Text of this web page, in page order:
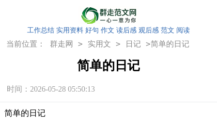
工作总结 实用资料 好句 作文 读后感 观后感 范文 阅读
当前位置： 群走网 > 实用文 > 日记 >简单的日记
简单的日记
时间：2026-05-28 05:50:13
简单的日记